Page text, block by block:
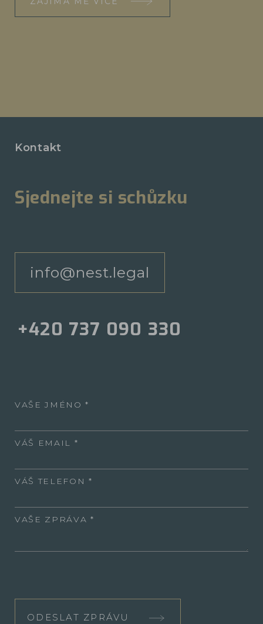
Kontakt
Sjednejte si schůzku
info@nest.legal
+420 737 090 330
VAŠE JMÉNO
VÁŠ EMAIL
VÁŠ TELEFON
VAŠE ZPRÁVA
ODESLAT ZPRÁVU